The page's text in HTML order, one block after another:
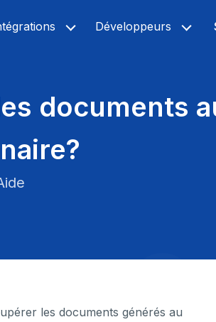
Développeurs
documents
les documents générés au